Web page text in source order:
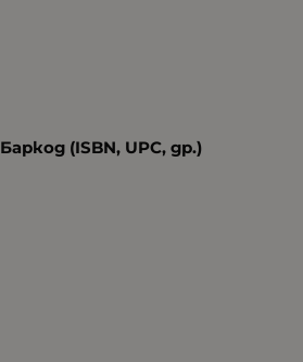
Баркод (ISBN, UPC, др.)